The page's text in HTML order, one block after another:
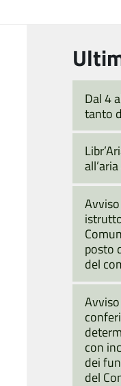
Dal 4
tanto
posto
del
con
dei
del